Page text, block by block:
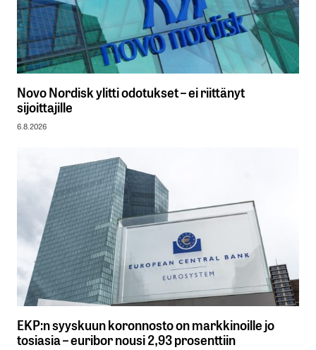
Novo Nordisk ylitti odotukset – ei riittänyt
sijoittajille
6.8.2026
EKP:n syyskuun koronnosto on markkinoille jo
tosiasia – euribor nousi 2,93 prosenttiin